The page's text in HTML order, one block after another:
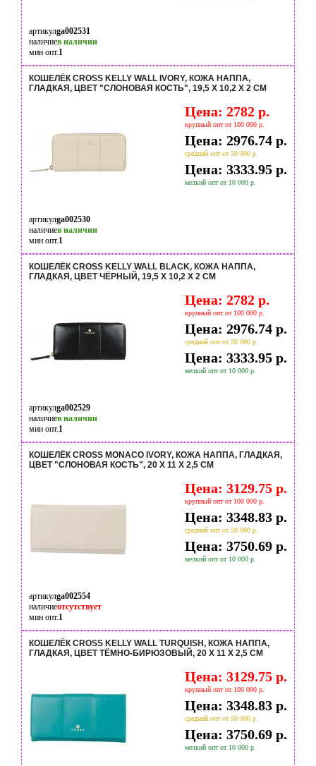
артикулga002531
наличиев наличии
мин опт.1
КОШЕЛЁК CROSS KELLY WALL IVORY, КОЖА НАППА,
ГЛАДКАЯ, ЦВЕТ "СЛОНОВАЯ КОСТЬ", 19,5 X 10,2 X 2 СМ
Цена: 2782 р.
крупный опт от 100 000 р.
Цена: 2976.74 р.
средний опт от 50 000 р.
Цена: 3333.95 р.
мелкий опт от 10 000 р.
артикулga002530
наличиев наличии
мин опт.1
КОШЕЛЁК CROSS KELLY WALL BLACK, КОЖА НАППА,
ГЛАДКАЯ, ЦВЕТ ЧЁРНЫЙ, 19,5 X 10,2 X 2 СМ
Цена: 2782 р.
крупный опт от 100 000 р.
Цена: 2976.74 р.
средний опт от 50 000 р.
Цена: 3333.95 р.
мелкий опт от 10 000 р.
артикулga002529
наличиев наличии
мин опт.1
КОШЕЛЁК CROSS MONACO IVORY, КОЖА НАППА, ГЛАДКАЯ,
ЦВЕТ "СЛОНОВАЯ КОСТЬ", 20 X 11 X 2,5 СМ
Цена: 3129.75 р.
крупный опт от 100 000 р.
Цена: 3348.83 р.
средний опт от 50 000 р.
Цена: 3750.69 р.
мелкий опт от 10 000 р.
артикулga002554
наличиеотсутствует
мин опт.1
КОШЕЛЁК CROSS KELLY WALL TURQUISH, КОЖА НАППА,
ГЛАДКАЯ, ЦВЕТ ТЁМНО-БИРЮЗОВЫЙ, 20 X 11 X 2,5 СМ
Цена: 3129.75 р.
крупный опт от 100 000 р.
Цена: 3348.83 р.
средний опт от 50 000 р.
Цена: 3750.69 р.
мелкий опт от 10 000 р.